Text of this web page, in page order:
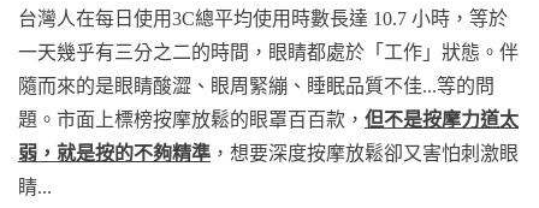
台灣人在每日使用3C總平均使用時數長達 10.7 小時，等於
一天幾乎有三分之二的時間，眼睛都處於「工作」狀態。伴
隨而來的是眼睛酸澀、眼周緊繃、睡眠品質不佳...等的問
題。市面上標榜按摩放鬆的眼罩百百款， 但不是按摩力道太
弱，就是按的不夠精準 ，想要深度按摩放鬆卻又害怕刺激眼
睛...